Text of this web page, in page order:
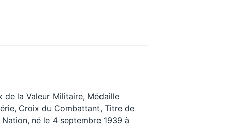
de la Valeur Militaire, Médaille
Croix du Combattant, Titre de
né le 4 septembre 1939 à